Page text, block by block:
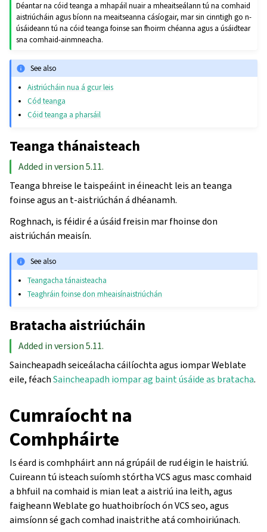
Déantar na cóid teanga a mhapáil nuair a mheaitseálann tú na comhaid
aistriúcháin agus bíonn na meaitseanna cásíogair, mar sin cinntigh go n-
úsáideann tú na cóid teanga foinse san fhoirm chéanna agus a úsáidtear
sna comhaid-ainmneacha.
See also
Aistriúcháin nua á gcur leis
Cód teanga
Cóid teanga a pharsáil
Teanga thánaisteach
Added in version 5.11.
Teanga bhreise le taispeáint in éineacht leis an teanga
foinse agus an t-aistriúchán á dhéanamh.
Roghnach, is féidir é a úsáid freisin mar fhoinse don
aistriúchán meaisín.
See also
Teangacha tánaisteacha
Teaghráin foinse don mheaisínaistriúchán
Bratacha aistriúcháin
Added in version 5.11.
Saincheapadh seiceálacha cáilíochta agus iompar Weblate
eile, féachSaincheapadh iompar ag baint úsáide as bratacha.
Cumraíocht na
Comhpháirte
Is éard is comhpháirt ann ná grúpáil de rud éigin le haistriú.
Cuireann tú isteach suíomh stórtha VCS agus masc comhaid
a bhfuil na comhaid is mian leat a aistriú ina leith, agus
faigheann Weblate go huathoibríoch ón VCS seo, agus
aimsíonn sé gach comhad inaistrithe atá comhoiriúnach.